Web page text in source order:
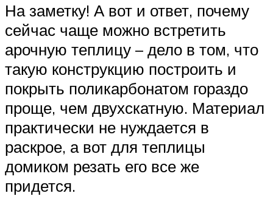
На заметку! А вот и ответ, почему
сейчас чаще можно встретить
арочную теплицу – дело в том, что
такую конструкцию построить и
покрыть поликарбонатом гораздо
проще, чем двухскатную. Материал
практически не нуждается в
раскрое, а вот для теплицы
домиком резать его все же
придется.